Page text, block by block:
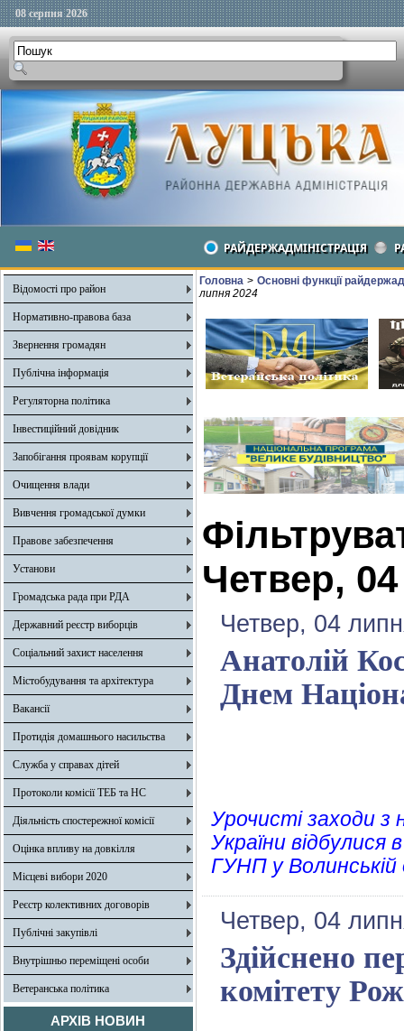
08 серпня 2026
РАЙДЕРЖАДМІНІСТРАЦІЯ
Відомості про район
Нормативно-правова база
Звернення громадян
Публічна інформація
Регуляторна політика
Інвестиційний довідник
Запобігання проявам корупції
Очищення влади
Вивчення громадської думки
Правове забезпечення
Установи
Громадська рада при РДА
Державний реєстр виборців
Соціальний захист населення
Містобудування та архітектура
Вакансії
Протидія домашнього насильства
Служба у справах дітей
Протоколи комісії ТЕБ та НС
Діяльність спостережної комісії
Оцінка впливу на довкілля
Місцеві вибори 2020
Реєстр колективних договорів
Публічні закупівлі
Внутрішньо переміщені особи
Ветеранська політика
АРХІВ НОВИН
Головна > Основні функції
липня 2024
Четвер,
Четвер, 04
Анатолій
Днем
Урочисті заходи з
України відбулися
ГУНП у
Четвер, 04
Здійснено
комітету